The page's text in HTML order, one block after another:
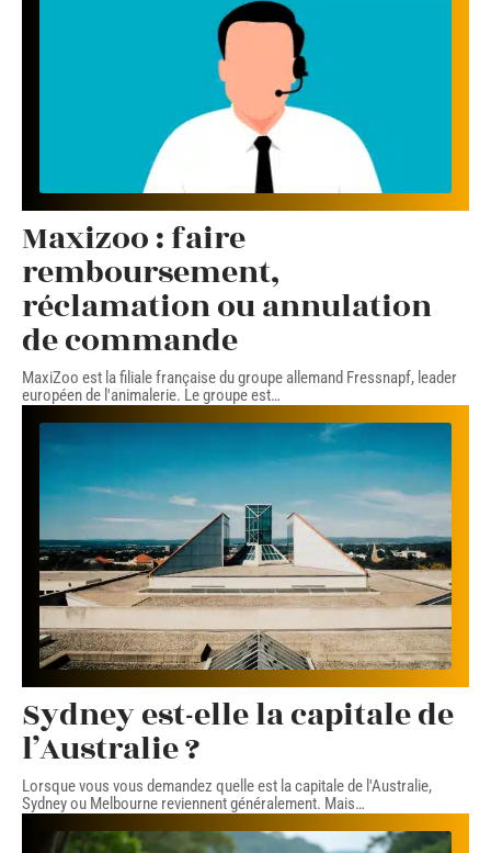
Maxizoo : faire
remboursement,
réclamation ou annulation
de commande
MaxiZoo est la filiale française du groupe allemand Fressnapf, leader
européen de l'animalerie. Le groupe est…
Sydney est-elle la capitale de
l’Australie ?
Lorsque vous vous demandez quelle est la capitale de l'Australie,
Sydney ou Melbourne reviennent généralement. Mais…